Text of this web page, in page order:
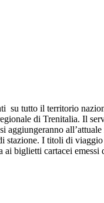
tutto il territorio
di Trenitalia. Il
I titoli di
biglietti cartacei